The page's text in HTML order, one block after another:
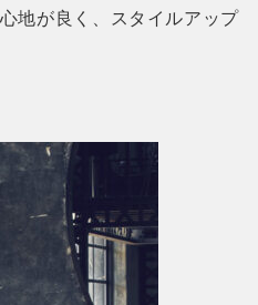
地が良く、スタイルアップ